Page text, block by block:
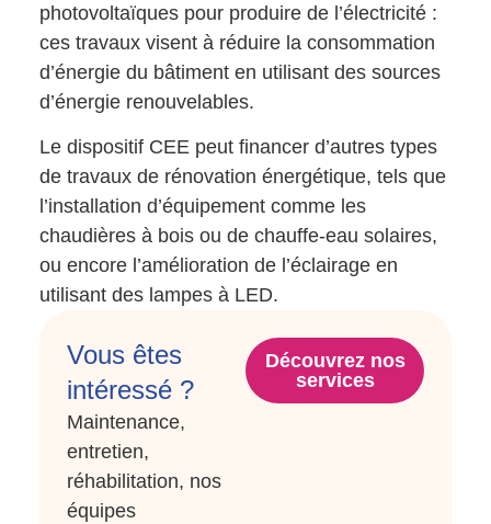
photovoltaïques pour produire de l’électricité :
ces travaux visent à réduire la consommation
d’énergie du bâtiment en utilisant des sources
d’énergie renouvelables.
Le dispositif CEE peut financer d’autres types
de travaux de rénovation énergétique, tels que
l’installation d’équipement comme les
chaudières à bois ou de chauffe-eau solaires,
ou encore l’amélioration de l’éclairage en
utilisant des lampes à LED.
Vous êtes
intéressé ?
Maintenance,
entretien,
réhabilitation, nos
équipes
Découvrez nos
services